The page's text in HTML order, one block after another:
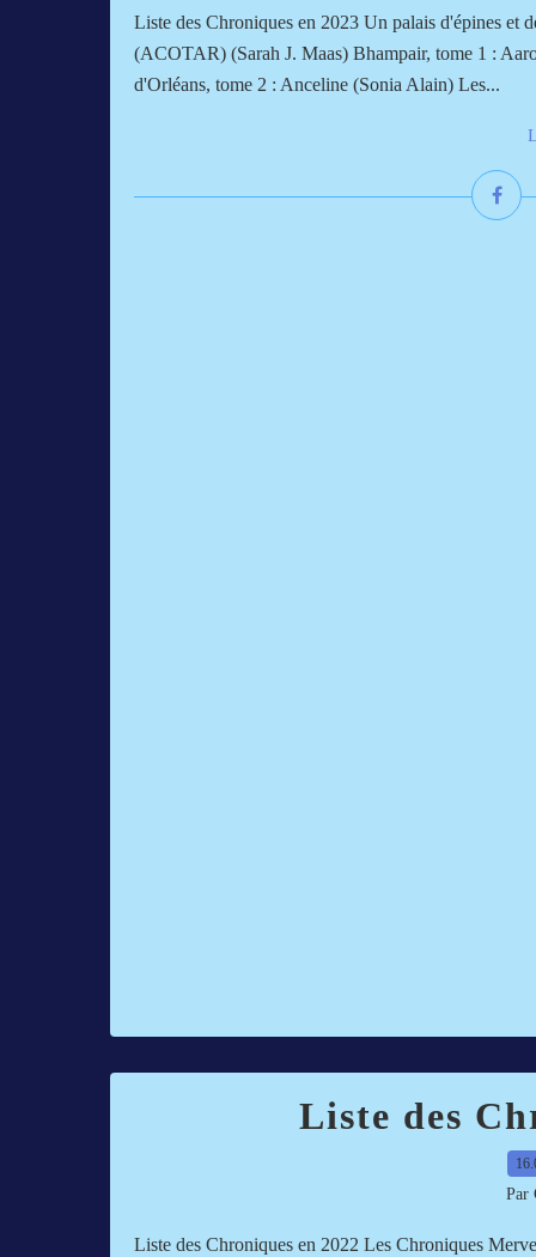
Liste des Chroniques en 2023 Un palais d'épines et
(ACOTAR) (Sarah J. Maas) Bhampair, tome 1 :
d'Orléans, tome 2 : Anceline (Sonia Alain) Les...
Liste des
Par
Liste des Chroniques en 2022 Les Chroniques